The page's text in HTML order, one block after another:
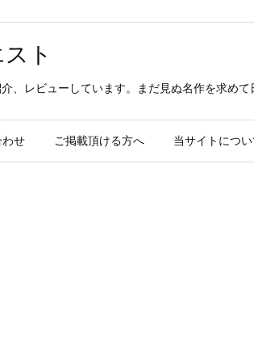
ト
、レビューしています。まだ見ぬ名作を求めて
わせ ご掲載頂ける方へ 当サイトについ